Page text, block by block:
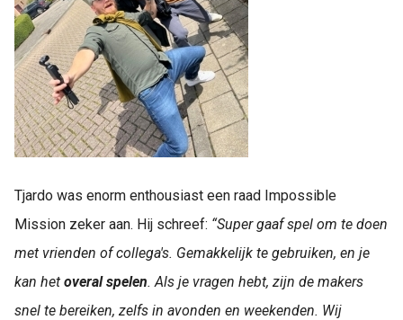
Tjardo was enorm enthousiast een raad Impossible
Mission zeker aan. Hij schreef: “Super gaaf spel om te doen
met vrienden of collega's. Gemakkelijk te gebruiken, en je
kan het overal spelen. Als je vragen hebt, zijn de makers
snel te bereiken, zelfs in avonden en weekenden. Wij